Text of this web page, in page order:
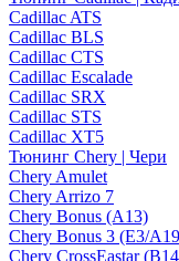
Cadillac ATS
Cadillac BLS
Cadillac CTS
Cadillac Escalade
Cadillac SRX
Cadillac STS
Cadillac XT5
Тюнинг Chery | Чери
Chery Amulet
Chery Arrizo 7
Chery Bonus (A13)
Chery Bonus 3 (E3/
Chery CrossEastar